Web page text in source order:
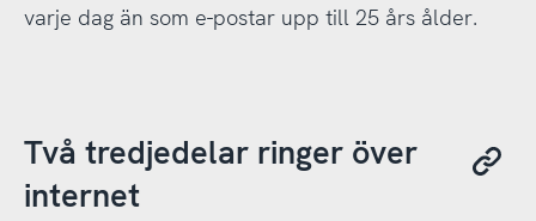
varje dag än som e-postar upp till 25 års ålder.
Två tredjedelar ringer över
internet